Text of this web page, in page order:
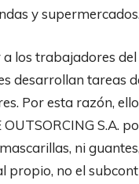
y supermercados.
los trabajadores
desarrollan tareas
Por esta razón,
S.A.
ni
propio, no el